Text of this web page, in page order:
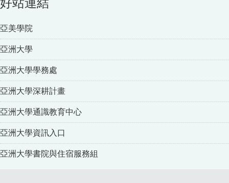
好站連結
亞美學院
亞洲大學
亞洲大學學務處
亞洲大學深耕計畫
亞洲大學通識教育中心
亞洲大學資訊入口
亞洲大學書院與住宿服務組